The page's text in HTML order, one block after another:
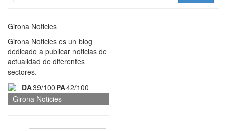
Girona Noticies
Girona Noticies es un blog
dedicado a publicar noticias de
actualidad de diferentes
sectores.
DA39/100 PA42/100
Girona Noticies